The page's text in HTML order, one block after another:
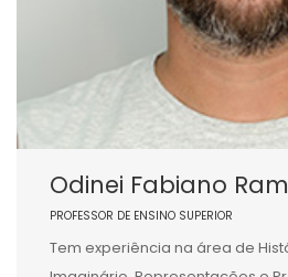
Odinei Fabiano
PROFESSOR DE ENSINO SUPERIOR
Tem experiência na área de